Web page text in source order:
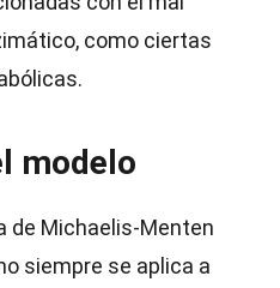
como ciertas
modelo
de Michaelis-Menten
siempre se aplica a